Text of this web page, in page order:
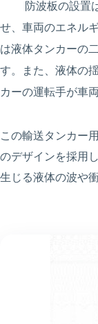
防波板の設置は
せ、車両のエネル
は液体タンカーの
す。また、液体の
カーの運転手が車
この輸送タンカー
のデザインを採用
生じる液体の波や